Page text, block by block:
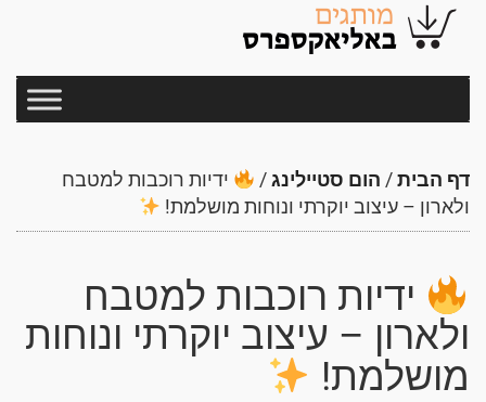
דף הבית/ הום סטיילינג/
ידיות רוכבות למטבח
ולארון – עיצוב יוקרתי ונוחות מושלמת!
ידיות רוכבות למטבח
ולארון – עיצוב יוקרתי ונוחות
מושלמת!